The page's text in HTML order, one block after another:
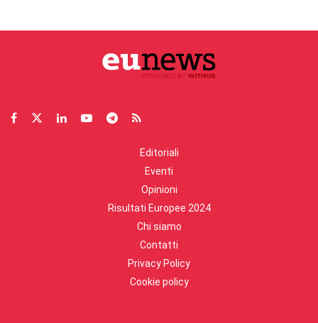
Editoriali
Eventi
Opinioni
Risultati Europee 2024
Chi siamo
Contatti
Privacy Policy
Cookie policy